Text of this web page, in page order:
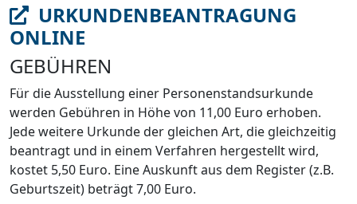
URKUNDENBEANTRAGUNG
ONLINE
GEBÜHREN
Für die Ausstellung einer Personenstandsurkunde
werden Gebühren in Höhe von 11,00 Euro erhoben.
Jede weitere Urkunde der gleichen Art, die gleichzeitig
beantragt und in einem Verfahren hergestellt wird,
kostet 5,50 Euro. Eine Auskunft aus dem Register (z.B.
Geburtszeit) beträgt 7,00 Euro.